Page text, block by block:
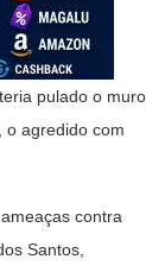
pulado o muro
o agredido com
contra
Santos,